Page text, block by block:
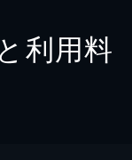
利用料